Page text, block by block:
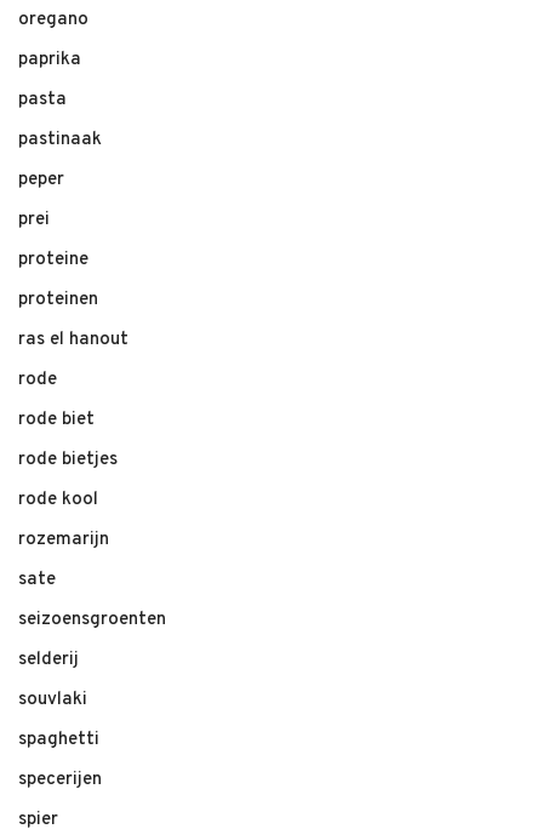
oregano
paprika
pasta
pastinaak
peper
prei
proteine
proteinen
ras el hanout
rode
rode biet
rode bietjes
rode kool
rozemarijn
sate
seizoensgroenten
selderij
souvlaki
spaghetti
specerijen
spier